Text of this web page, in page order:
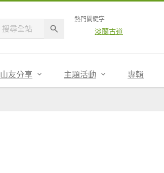
熱門關鍵字
淡蘭古道
山友分享 主題活動 專輯